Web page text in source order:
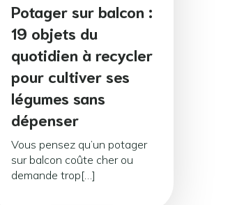
Potager sur balcon :
19 objets du
quotidien à recycler
pour cultiver ses
légumes sans
dépenser
Vous pensez qu’un potager
sur balcon coûte cher ou
demande trop[…]